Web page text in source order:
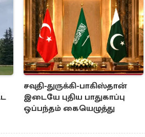
சவுதி-துருக்கி-பாகிஸ்தான்
இடையே புதிய பாதுகாப்பு
ஒப்பந்தம் கையெழுத்து